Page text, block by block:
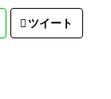
ツイート